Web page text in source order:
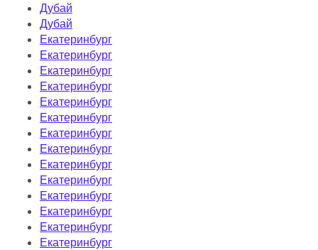
Дубай
Дубай
Екатеринбург
Екатеринбург
Екатеринбург
Екатеринбург
Екатеринбург
Екатеринбург
Екатеринбург
Екатеринбург
Екатеринбург
Екатеринбург
Екатеринбург
Екатеринбург
Екатеринбург
Екатеринбург